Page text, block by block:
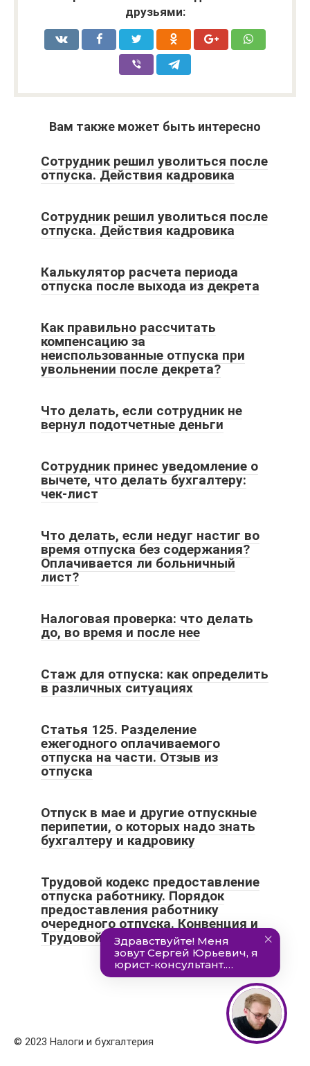
друзьями:
Вам также может быть интересно
Сотрудник решил уволиться после
отпуска. Действия кадровика
Сотрудник решил уволиться после
отпуска. Действия кадровика
Калькулятор расчета периода
отпуска после выхода из декрета
Как правильно рассчитать
компенсацию за
неиспользованные отпуска при
увольнении после декрета?
Что делать, если сотрудник не
вернул подотчетные деньги
Сотрудник принес уведомление о
вычете, что делать бухгалтеру:
чек-лист
Что делать, если недуг настиг во
время отпуска без содержания?
Оплачивается ли больничный
лист?
Налоговая проверка: что делать
до, во время и после нее
Стаж для отпуска: как определить
в различных ситуациях
Статья 125. Разделение
ежегодного оплачиваемого
отпуска на части. Отзыв из
отпуска
Отпуск в мае и другие отпускные
перипетии, о которых надо знать
бухгалтеру и кадровику
Трудовой кодекс предоставление
отпуска работнику. Порядок
предоставления работнику
очередного отпуска. Конвенция и
Трудовой кодекс.
© 2023 Налоги и бухгалтерия